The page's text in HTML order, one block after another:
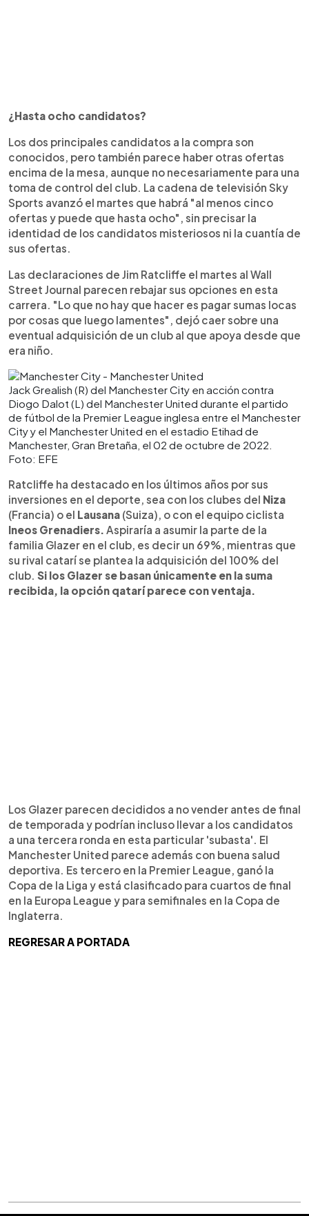
¿Hasta ocho candidatos?
Los dos principales candidatos a la compra son
conocidos, pero también parece haber otras ofertas
encima de la mesa, aunque no necesariamente para una
toma de control del club. La cadena de televisión Sky
Sports avanzó el martes que habrá "al menos cinco
ofertas y puede que hasta ocho", sin precisar la
identidad de los candidatos misteriosos ni la cuantía de
sus ofertas.
Las declaraciones de Jim Ratcliffe el martes al Wall
Street Journal parecen rebajar sus opciones en esta
carrera. "Lo que no hay que hacer es pagar sumas locas
por cosas que luego lamentes", dejó caer sobre una
eventual adquisición de un club al que apoya desde que
era niño.
Jack Grealish (R) del Manchester City en acción contra
Diogo Dalot (L) del Manchester United durante el partido
de fútbol de la Premier League inglesa entre el Manchester
City y el Manchester United en el estadio Etihad de
Manchester, Gran Bretaña, el 02 de octubre de 2022.
Foto: EFE
Ratcliffe ha destacado en los últimos años por sus
inversiones en el deporte, sea con los clubes del Niza
(Francia) o el Lausana (Suiza), o con el equipo ciclista
Ineos Grenadiers. Aspiraría a asumir la parte de la
familia Glazer en el club, es decir un 69%, mientras que
su rival catarí se plantea la adquisición del 100% del
club. Si los Glazer se basan únicamente en la suma
recibida, la opción qatarí parece con ventaja.
Los Glazer parecen decididos a no vender antes de final
de temporada y podrían incluso llevar a los candidatos
a una tercera ronda en esta particular 'subasta'. El
Manchester United parece además con buena salud
deportiva. Es tercero en la Premier League, ganó la
Copa de la Liga y está clasificado para cuartos de final
en la Europa League y para semifinales en la Copa de
Inglaterra.
REGRESAR A PORTADA